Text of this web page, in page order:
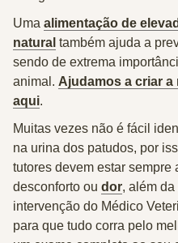
Uma alimentação de
natural também ajuda a
sendo de extrema
animal. Ajudamos a criar a
aqui.
Muitas vezes não é fácil
na urina dos patudos, por
tutores devem estar
desconforto ou dor, além
intervenção do Médico
para que tudo corra pelo